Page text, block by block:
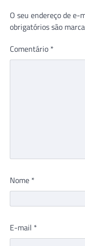
O seu endereço de e-
obrigatórios são
Comentário *
Nome *
E-mail *